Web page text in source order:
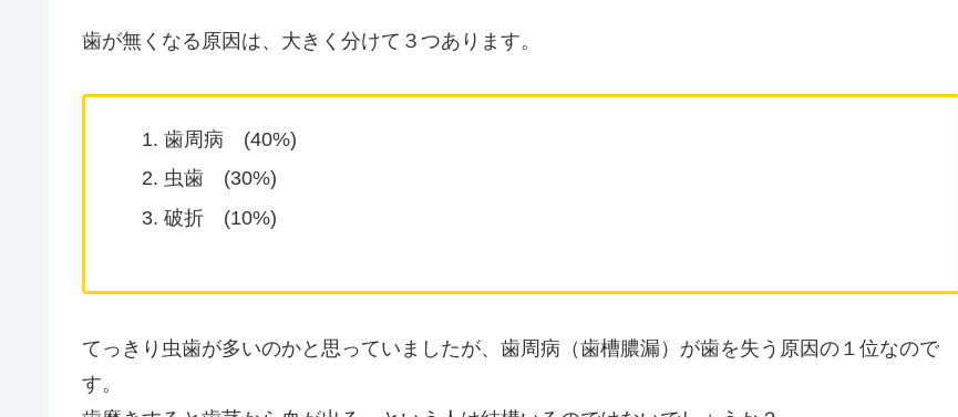
歯が無くなる原因は、大きく分けて３つあります。
歯周病 (40%)
虫歯 (30%)
破折 (10%)
てっきり虫歯が多いのかと思っていましたが、歯周病（歯槽膿漏）が歯を失う原因の１位なので
す。